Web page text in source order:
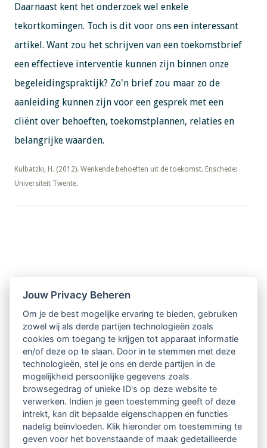
Daarnaast kent het onderzoek wel enkele
tekortkomingen. Toch is dit voor ons een interessant
artikel. Want zou het schrijven van een toekomstbrief
een effectieve interventie kunnen zijn binnen onze
begeleidingspraktijk? Zo'n brief zou maar zo de
aanleiding kunnen zijn voor een gesprek met een
cliënt over behoeften, toekomstplannen, relaties en
belangrijke waarden.
​​​​​​​Kulbatzki, H. (2012). Wenkende behoeften uit de toekomst. Enschede:
Universiteit Twente.
Nieuwsbrief
Ontvang 10 x per jaar de LVSC-
relatienieuwsbrief met o.a.:
vrij toegankelijke TsvB-artikelen
nieuws op het vlak van professioneel
begeleiden
informatie over LVSC-activiteiten
Jouw Privacy Beheren
Om je de best mogelijke ervaring te bieden, gebruiken
zowel wij als derde partijen technologieën zoals
cookies om toegang te krijgen tot apparaat informatie
en/of deze op te slaan. Door in te stemmen met deze
technologieën, stel je ons en derde partijen in de
mogelijkheid persoonlijke gegevens zoals
browsegedrag of unieke ID's op deze website te
verwerken. Indien je geen toestemming geeft of deze
intrekt, kan dit bepaalde eigenschappen en functies
nadelig beïnvloeden. Klik hieronder om toestemming te
geven voor het bovenstaande of maak gedetailleerde